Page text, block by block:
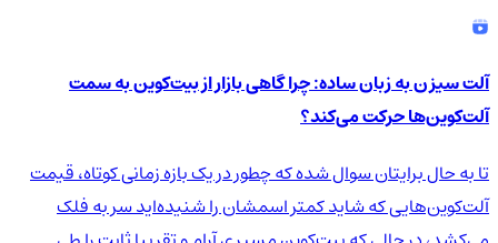
آلت سیزن به زبان ساده: چرا گاهی بازار از بیت‌کوین به سمت
آلت‌کوین‌ها حرکت می‌کند؟
تا به حال برایتان سوال شده که چطور در یک بازه زمانی کوتاه، قیمت
آلت‌کوین‌هایی که شاید کمتر اسمشان را شنیده‌اید سر به فلک